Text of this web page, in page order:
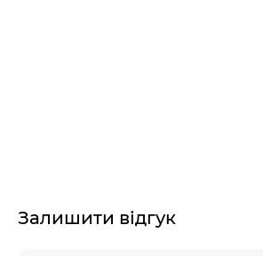
Залишити відгук